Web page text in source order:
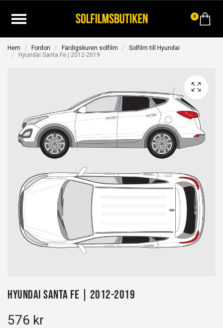
0
Hem Fordon Färdigskuren solfilm
Solfilm till Hyundai
Hyundai Santa Fe | 2012-2019
Hyundai Santa Fe | 2012-2019
576 kr